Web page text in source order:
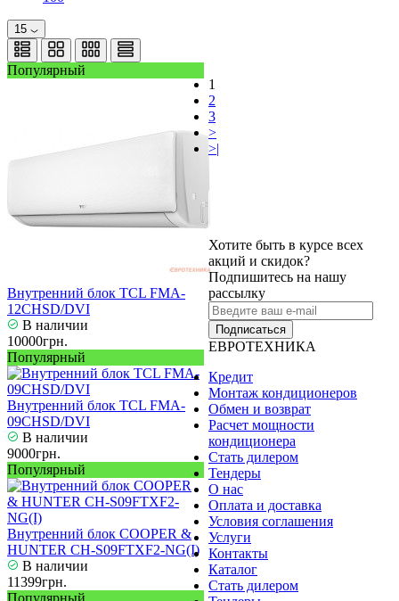
15
Популярный
Внутренний блок TCL FMA-
12CHSD/DVI
В наличии
10000грн.
Популярный
Внутренний блок TCL FMA-
09CHSD/DVI
В наличии
9000грн.
Популярный
Внутренний блок COOPER &
HUNTER CH-S09FTXF2-NG(I)
В наличии
11399грн.
1
2
3
>
>|
Хотите быть в курсе всех
акций и скидок?
Подпишитесь на нашу
рассылку
Подписаться
ЕВРОТЕХНИКА
Кредит
Монтаж кондиционеров
Обмен и возврат
Расчет мощности
кондиционера
Стать дилером
Тендеры
О нас
Оплата и доставка
Условия соглашения
Услуги
Контакты
Каталог
Стать дилером